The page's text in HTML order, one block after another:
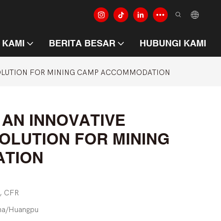
KAMI BERITA BESAR HUBUNGI KAMI
FOR MINING CAMP ACCOMMODATION
INNOVATIVE
FOR MINING
CFR
Huangpu